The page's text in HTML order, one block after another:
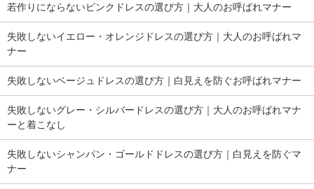
若作りにならないピンクドレスの選び方｜大人のお呼ばれマナー
失敗しないイエロー・オレンジドレスの選び方｜大人のお呼ばれマ
ナー
失敗しないベージュドレスの選び方｜白見えを防ぐお呼ばれマナー
失敗しないグレー・シルバードレスの選び方｜大人のお呼ばれマナ
ーと着こなし
失敗しないシャンパン・ゴールドドレスの選び方｜白見えを防ぐマ
ナー